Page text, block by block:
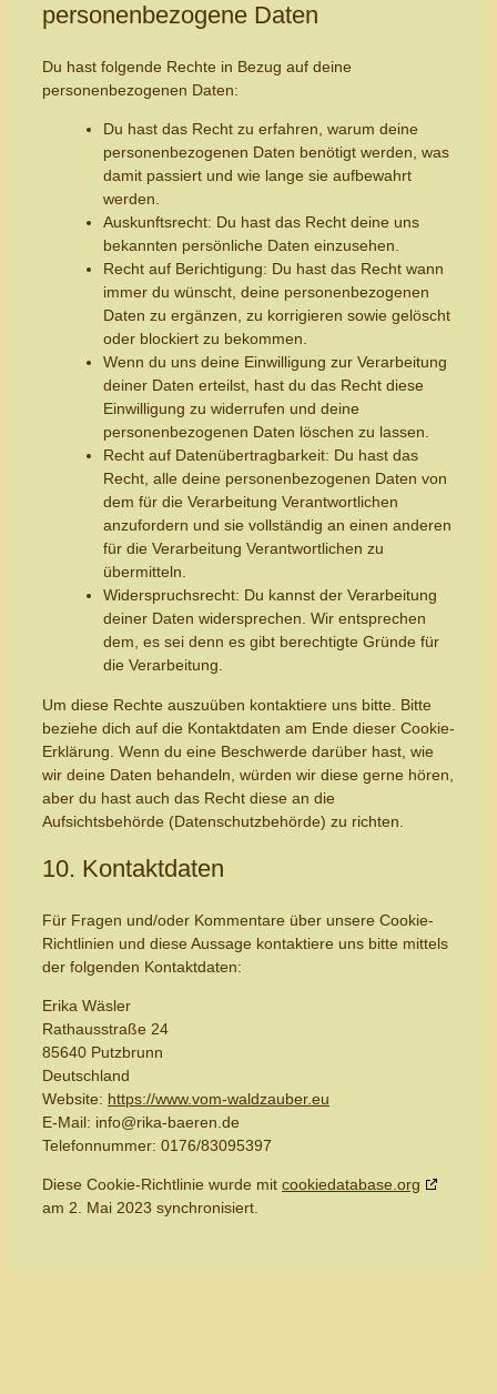
personenbezogene Daten
Du hast folgende Rechte in Bezug auf deine
personenbezogenen Daten:
Du hast das Recht zu erfahren, warum deine
personenbezogenen Daten benötigt werden, was
damit passiert und wie lange sie aufbewahrt
werden.
Auskunftsrecht: Du hast das Recht deine uns
bekannten persönliche Daten einzusehen.
Recht auf Berichtigung: Du hast das Recht wann
immer du wünscht, deine personenbezogenen
Daten zu ergänzen, zu korrigieren sowie gelöscht
oder blockiert zu bekommen.
Wenn du uns deine Einwilligung zur Verarbeitung
deiner Daten erteilst, hast du das Recht diese
Einwilligung zu widerrufen und deine
personenbezogenen Daten löschen zu lassen.
Recht auf Datenübertragbarkeit: Du hast das
Recht, alle deine personenbezogenen Daten von
dem für die Verarbeitung Verantwortlichen
anzufordern und sie vollständig an einen anderen
für die Verarbeitung Verantwortlichen zu
übermitteln.
Widerspruchsrecht: Du kannst der Verarbeitung
deiner Daten widersprechen. Wir entsprechen
dem, es sei denn es gibt berechtigte Gründe für
die Verarbeitung.
Um diese Rechte auszuüben kontaktiere uns bitte. Bitte
beziehe dich auf die Kontaktdaten am Ende dieser Cookie-
Erklärung. Wenn du eine Beschwerde darüber hast, wie
wir deine Daten behandeln, würden wir diese gerne hören,
aber du hast auch das Recht diese an die
Aufsichtsbehörde (Datenschutzbehörde) zu richten.
10. Kontaktdaten
Für Fragen und/oder Kommentare über unsere Cookie-
Richtlinien und diese Aussage kontaktiere uns bitte mittels
der folgenden Kontaktdaten:
Erika Wäsler
Rathausstraße 24
85640 Putzbrunn
Deutschland
Website: https://www.vom-waldzauber.eu
E-Mail: info@rika-baeren.de
Telefonnummer: 0176/83095397
Diese Cookie-Richtlinie wurde mit cookiedatabase.org
am 2. Mai 2023 synchronisiert.